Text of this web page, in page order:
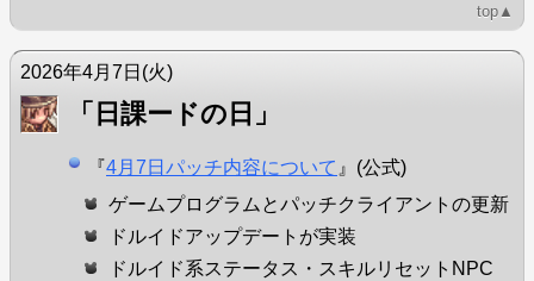
top▲
2026年4月7日 (火)
「日課ードの日」
『4月7日パッチ内容について 』(公式)
ゲームプログラムとパッチクライアントの更新
ドルイドアップデートが実装
ドルイド系ステータス・スキルリセットNPC